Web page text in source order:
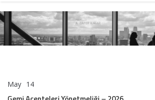
May 14